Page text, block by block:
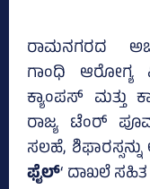
ರಾಮನಗರದ
ಗಾಂಧಿ ಆರೋಗ್ಯ
ಕ್ಯಾಂಪಸ್‌ ಮತ್ತು
ರಾಜ್ಯ ಟೆಂರ್
ಸಲಹೆ,
ಫೈಲ್‌‘ ದಾಖಲೆ ಸಹಿತ